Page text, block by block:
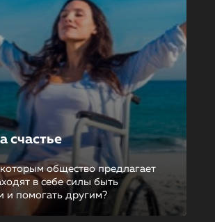
счастье
общество предлагает
в себе силы быть
и помогать другим?